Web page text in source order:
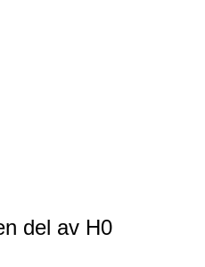
del av H0